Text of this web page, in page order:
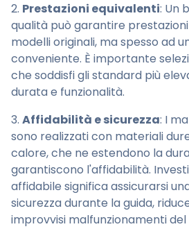
2. Prestazioni equivalenti: Un
qualità può garantire
modelli originali, ma spesso ad
conveniente. È importante
che soddisfi gli standard più
durata e funzionalità.
3. Affidabilità e sicurezza: I
sono realizzati con materiali
calore, che ne estendono la
garantiscono l'affidabilità.
affidabile significa assicurarsi
sicurezza durante la guida,
improvvisi malfunzionamenti